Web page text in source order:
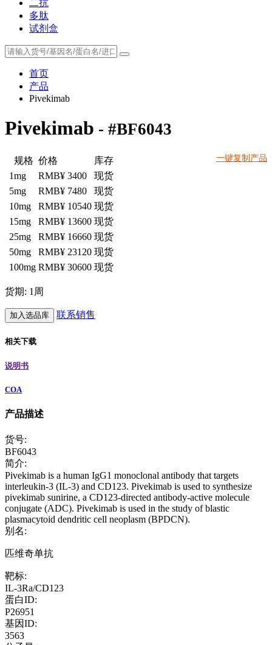
二抗
多肽
试剂盒
首页
产品
Pivekimab
Pivekimab - #BF6043
一键复制产品
规格 价格
库存
1mg
RMB¥ 3400
现货
5mg
RMB¥ 7480
现货
10mg
RMB¥ 10540 现货
15mg
RMB¥ 13600 现货
25mg
RMB¥ 16660 现货
50mg
RMB¥ 23120 现货
100mg RMB¥ 30600 现货
货期: 1周
加入选品库 联系销售
相关下载
说明书
COA
产品描述
货号:
BF6043
简介:
Pivekimab is a human IgG1 monoclonal antibody that targets
interleukin-3 (IL-3) and CD123. Pivekimab is used to synthesize
pivekimab sunirine, a CD123-directed antibody-active molecule
conjugate (ADC). Pivekimab is used in the study of blastic
plasmacytoid dendritic cell neoplasm (BPDCN).
别名:
匹维奇单抗
靶标:
IL-3Ra/CD123
蛋白ID:
P26951
基因ID:
3563